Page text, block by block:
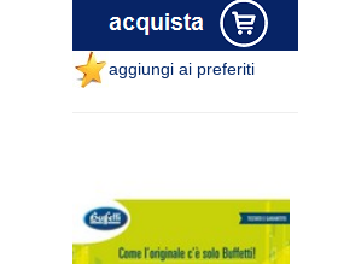
aggiungi ai preferiti